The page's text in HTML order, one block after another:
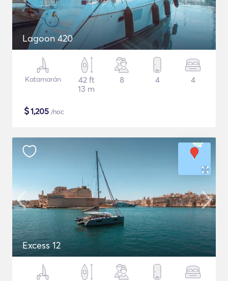
Lagoon 420
Katamarán
42 ft
13 m
8 4 4
$1,205 /noc
Excess 12